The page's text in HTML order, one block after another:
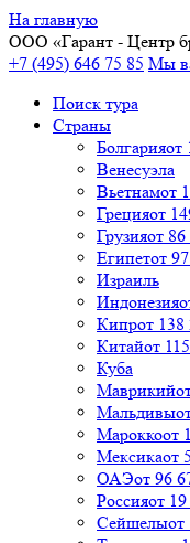
На главную
ООО «Гарант - Центр
+7 (495) 646 75 85 Мы
Поиск тура
Cтраны
Болгарияот
Венесуэла
Вьетнамот
Грецияот
Грузияот
Египетот
Израиль
Индонезия
Кипрот 138
Китайот
Куба
Маврикий
Мальдивы
Мароккоот
Мексикаот
ОАЭот 96
Россияот
Сейшелыот